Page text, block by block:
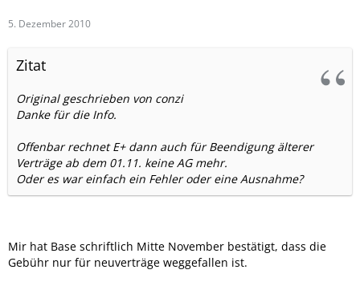
5. Dezember 2010
Zitat
Original geschrieben von conzi
Danke für die Info.
Offenbar rechnet E+ dann auch für Beendigung älterer
Verträge ab dem 01.11. keine AG mehr.
Oder es war einfach ein Fehler oder eine Ausnahme?
Mir hat Base schriftlich Mitte November bestätigt, dass die
Gebühr nur für neuverträge weggefallen ist.